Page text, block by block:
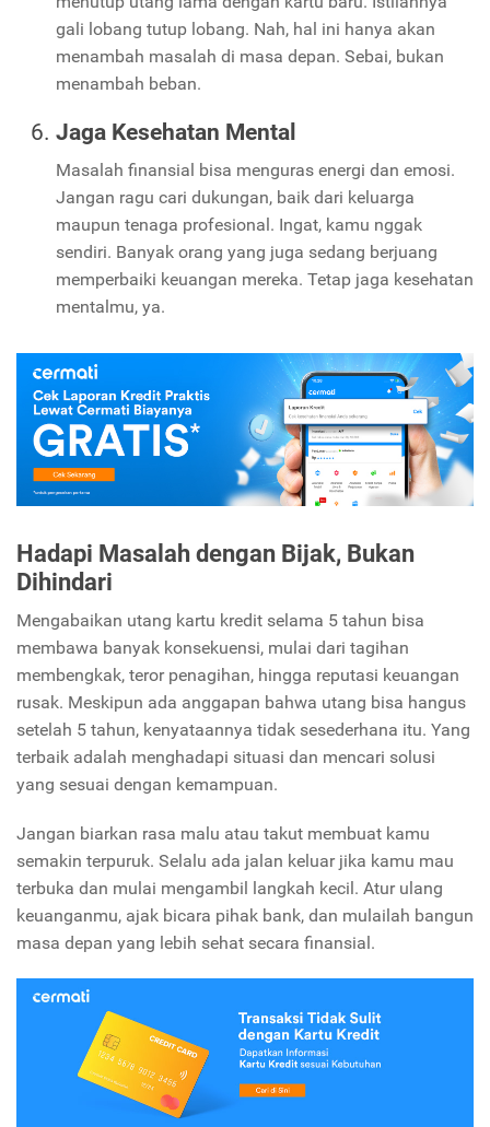
gali lobang tutup lobang. Nah, hal ini hanya akan
menambah masalah di masa depan. Sebai, bukan
menambah beban.
Jaga Kesehatan Mental
Masalah finansial bisa menguras energi dan emosi.
Jangan ragu cari dukungan, baik dari keluarga
maupun tenaga profesional. Ingat, kamu nggak
sendiri. Banyak orang yang juga sedang berjuang
memperbaiki keuangan mereka. Tetap jaga kesehatan
mentalmu, ya.
Hadapi Masalah dengan Bijak, Bukan
Dihindari
Mengabaikan utang kartu kredit selama 5 tahun bisa
membawa banyak konsekuensi, mulai dari tagihan
membengkak, teror penagihan, hingga reputasi keuangan
rusak. Meskipun ada anggapan bahwa utang bisa hangus
setelah 5 tahun, kenyataannya tidak sesederhana itu. Yang
terbaik adalah menghadapi situasi dan mencari solusi
yang sesuai dengan kemampuan.
Jangan biarkan rasa malu atau takut membuat kamu
semakin terpuruk. Selalu ada jalan keluar jika kamu mau
terbuka dan mulai mengambil langkah kecil. Atur ulang
keuanganmu, ajak bicara pihak bank, dan mulailah bangun
masa depan yang lebih sehat secara finansial.